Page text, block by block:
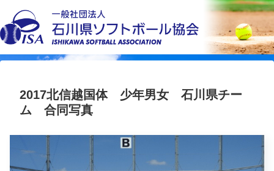
2017北信越国体 少年男女 石川県チー
ム 合同写真